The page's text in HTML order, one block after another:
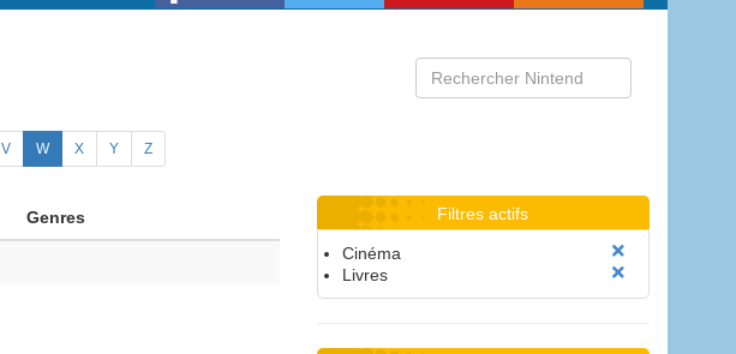
V W X Y Z
Genres Filtres actifs
Cinéma
Livres